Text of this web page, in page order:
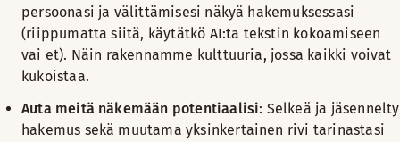
persoonasi ja välittämisesi näkyä hakemuksessasi
(riippumatta siitä, käytätkö AI:ta tekstin kokoamiseen
vai et). Näin rakennamme kulttuuria, jossa kaikki voivat
kukoistaa.
Auta meitä näkemään potentiaalisi: Selkeä ja jäsennelty
hakemus sekä muutama yksinkertainen rivi tarinastasi